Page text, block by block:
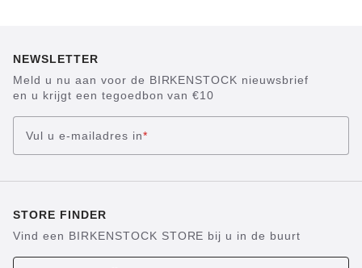
NEWSLETTER
Meld u nu aan voor de BIRKENSTOCK nieuwsbrief
en u krijgt een tegoedbon van €10
Vul u e-mailadres in*
STORE FINDER
Vind een BIRKENSTOCK STORE bij u in de buurt